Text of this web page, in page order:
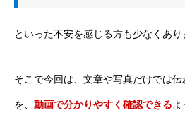
といった不安を感じる方も少なくあり
そこで今回は、文章や写真だけでは
を、 動画で分かりやすく確認できるよ